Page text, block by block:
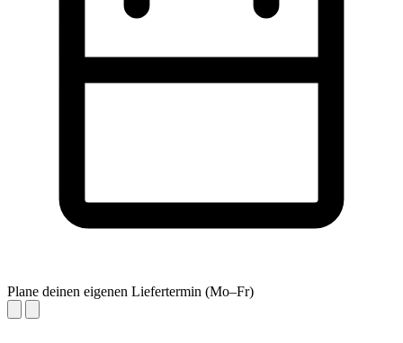
Plane deinen eigenen Liefertermin (Mo–Fr)